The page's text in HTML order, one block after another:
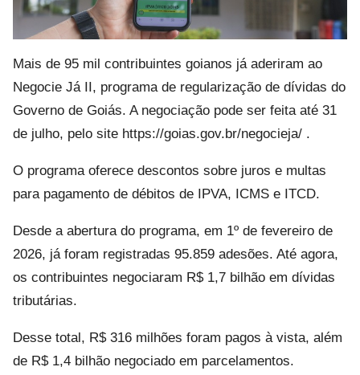
Mais de 95 mil contribuintes goianos já aderiram ao
Negocie Já II, programa de regularização de dívidas do
Governo de Goiás. A negociação pode ser feita até 31
de julho, pelo site https://goias.gov.br/negocieja/ .
O programa oferece descontos sobre juros e multas
para pagamento de débitos de IPVA, ICMS e ITCD.
Desde a abertura do programa, em 1º de fevereiro de
2026, já foram registradas 95.859 adesões. Até agora,
os contribuintes negociaram R$ 1,7 bilhão em dívidas
tributárias.
Desse total, R$ 316 milhões foram pagos à vista, além
de R$ 1,4 bilhão negociado em parcelamentos.